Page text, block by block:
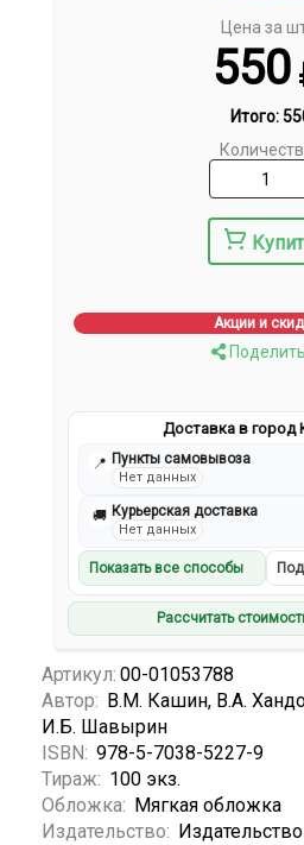
Цена за
550
Итого:
Акции и
Доставка в город
📍 Пункты самовывоза
Нет данных
🚚 Курьерская доставка
Нет данных
Показать все способы
Рассчитать
Артикул: 00-01053788
Автор: В.М. Кашин, В.А.
И.Б. Шавырин
ISBN: 978-5-7038-5227-9
Тираж: 100 экз.
Обложка: Мягкая обложка
Издательство: